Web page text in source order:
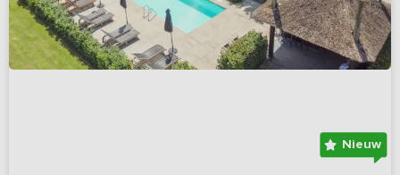
Nieuw